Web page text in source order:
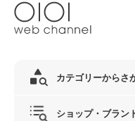
カテゴリーからさ
ショップ・ブラン